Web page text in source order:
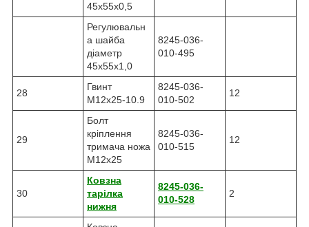
45x55x0,5
Регулювальн
а шайба
діаметр
45x55x1,0
8245-036-
010-495
28
Гвинт
M12x25-10.9
8245-036-
010-502
12
29
Болт
кріплення
тримача ножа
М12x25
8245-036-
010-515
12
30
Ковзна
тарілка
нижня
8245-036-
010-528
2